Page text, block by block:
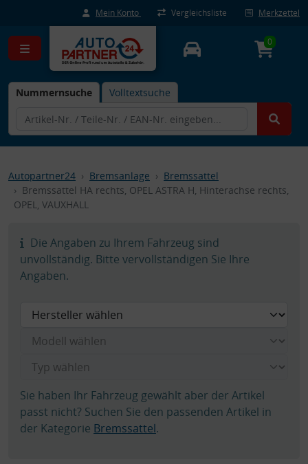
Mein Konto Vergleichsliste Merkzettel
Nummernsuche Volltextsuche
0
Autopartner24 Bremsanlage
Bremssattel
Bremssattel HA rechts, OPEL ASTRA H, Hinterachse rechts,
OPEL, VAUXHALL
Die Angaben zu Ihrem Fahrzeug sind
unvollständig. Bitte vervollständigen Sie Ihre
Angaben.
Sie haben Ihr Fahrzeug gewählt aber der Artikel
passt nicht? Suchen Sie den passenden Artikel in
der Kategorie Bremssattel.